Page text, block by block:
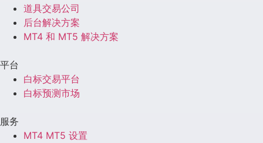
道具交易公司
后台解决方案
MT4 和 MT5 解决方案
平台
白标交易平台
白标预测市场
服务
MT4 MT5 设置